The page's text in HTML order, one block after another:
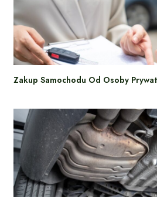
Zakup Samochodu Od Osoby